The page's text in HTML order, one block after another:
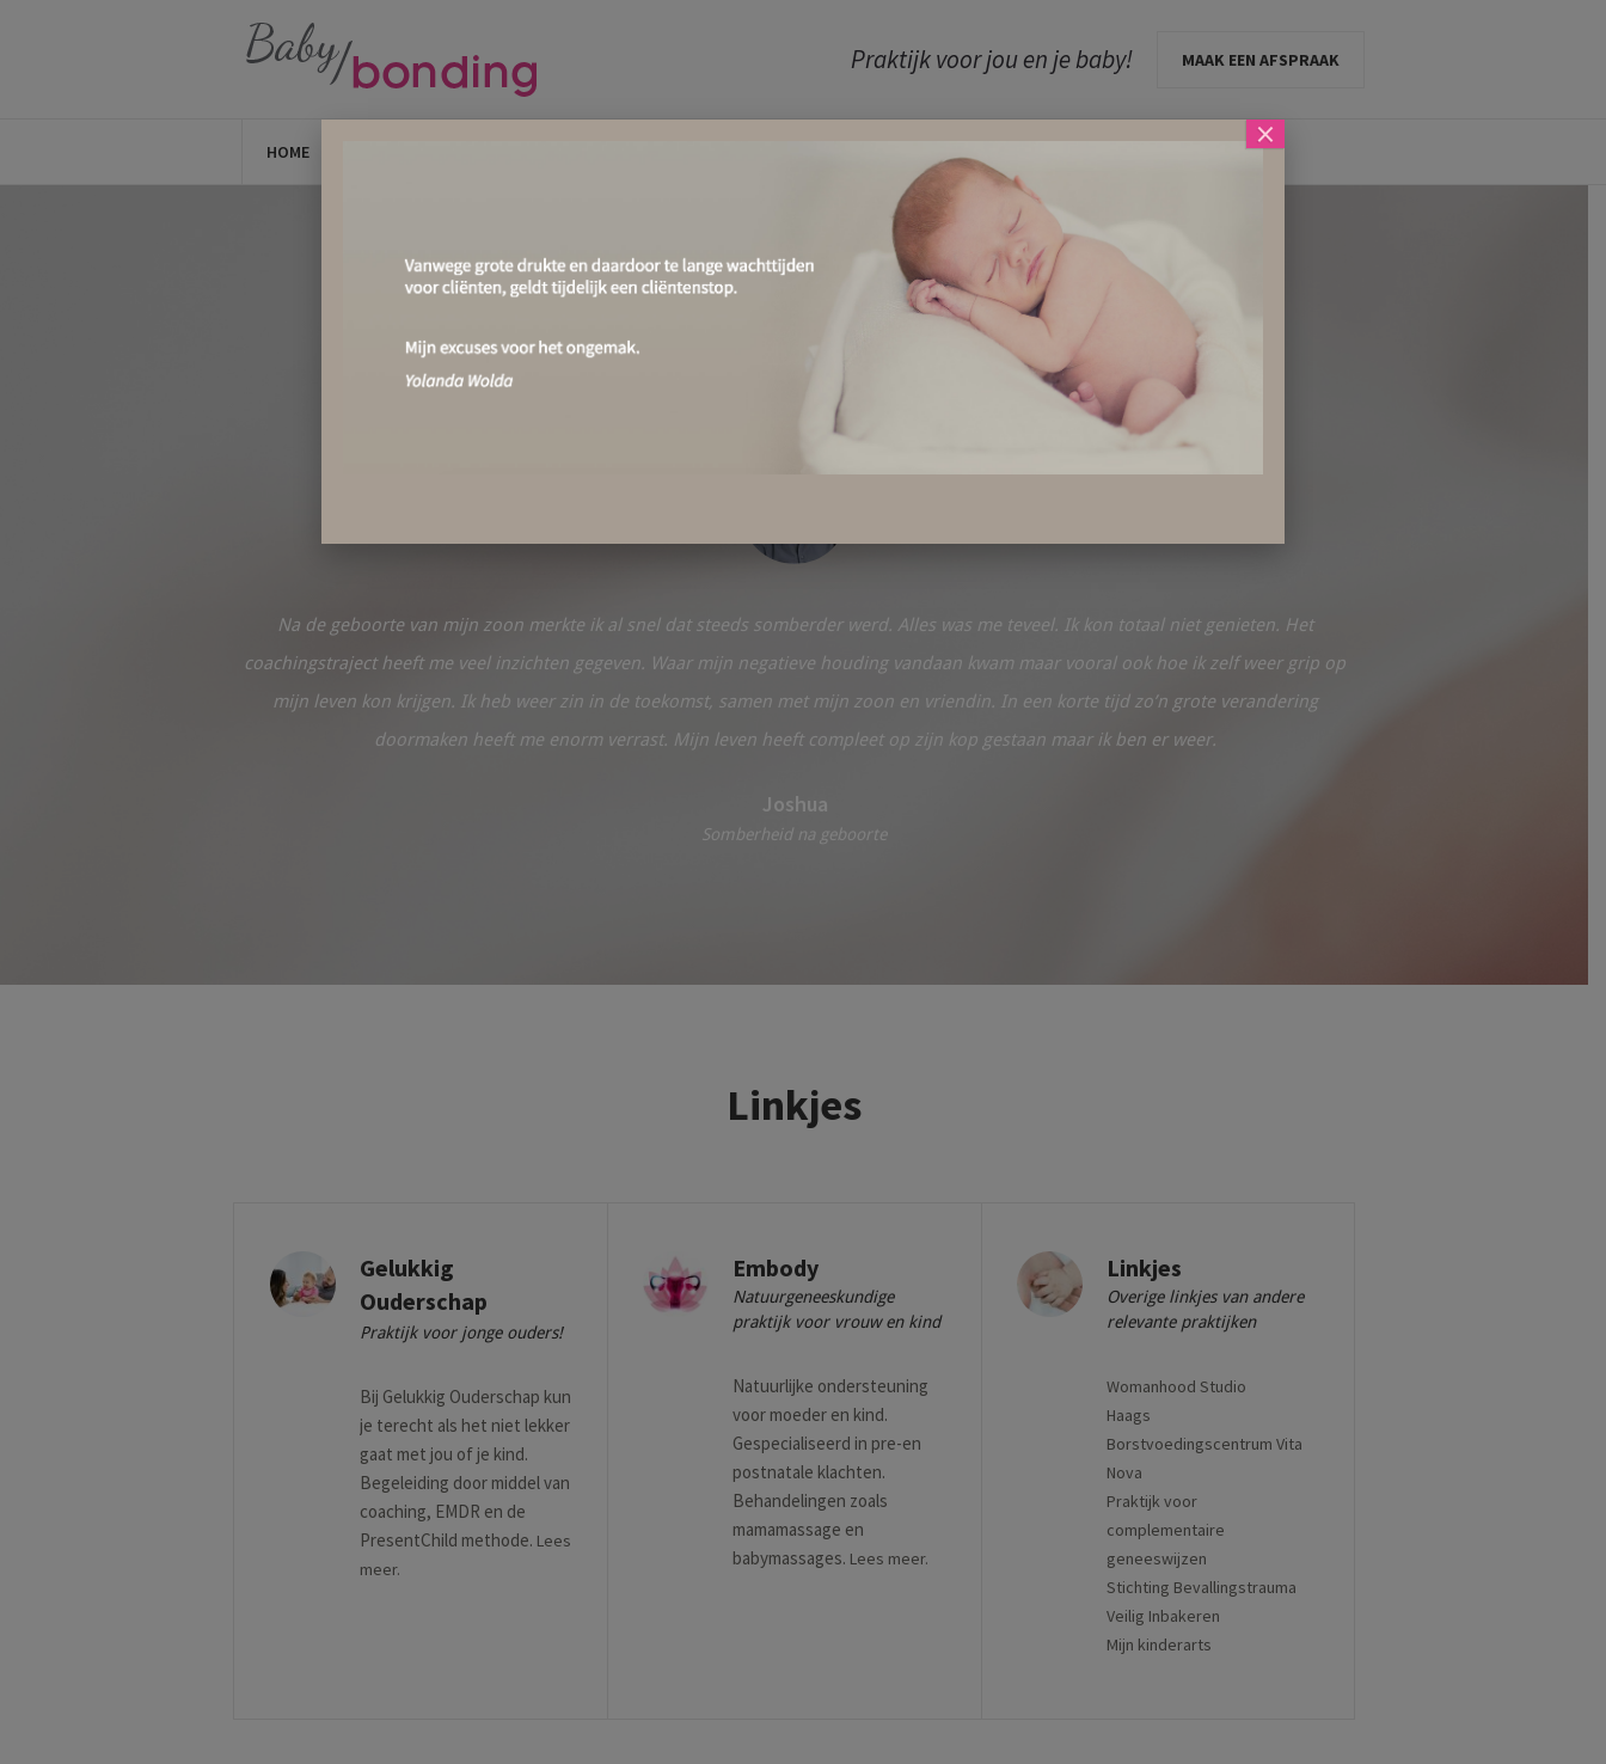
Praktijk voor jou en je baby! MAAK EEN AFSPRAAK
HOME
In verbinding met BabyBonding
Na de geboorte van mijn zoon merkte ik al snel dat steeds somberderwerd. Alles was me teveel. Ik kon totaal niet genieten. Het
coachingstraject heeft me veel inzichten gegeven. Waar mijn negatieve houding vandaan kwam maar vooral ook hoe ik zelf weer grip op
mijn leven kon krijgen. Ik heb weer zin in de toekomst, samen met mijn zoon en vriendin. In een korte tijd zo’n grote verandering
doormaken heeft me enorm verrast. Mijn leven heeft compleet op zijn kop gestaan maar ik ben er weer.
Joshua
Somberheid na geboorte
Linkjes
Gelukkig
Ouderschap
Praktijk voor jonge ouders!
Bij Gelukkig Ouderschap kun
je terecht als het niet lekker
gaat met jou of je kind.
Begeleiding door middel van
coaching, EMDR en de
PresentChild methode. Lees
meer.
Embody
Natuurgeneeskundige
praktijk voor vrouw en kind
Natuurlijke ondersteuning
voor moeder en kind.
Gespecialiseerd in pre-en
postnatale klachten.
Behandelingen zoals
mamamassage en
babymassages. Lees meer.
Linkjes
Overige linkjes van andere
relevante praktijken
Womanhood Studio
Haags
Borstvoedingscentrum Vita
Nova
Praktijk voor
complementaire
geneeswijzen
Stichting Bevallingstrauma
Veilig Inbakeren
Mijn kinderarts
×